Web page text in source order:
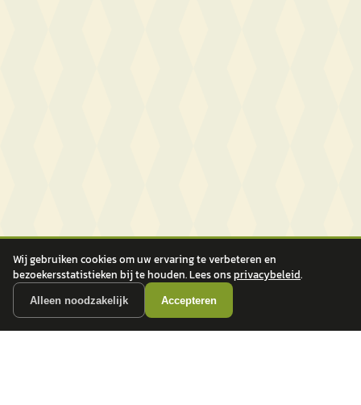
Wij gebruiken cookies om uw ervaring te verbeteren en
bezoekersstatistieken bij te houden. Lees onsprivacybeleid.
Alleen noodzakelijk Accepteren